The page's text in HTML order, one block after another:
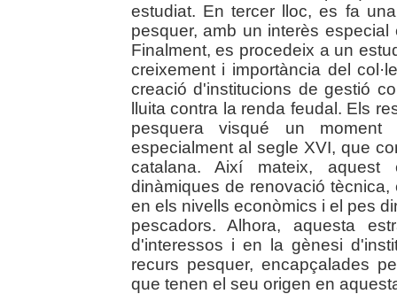
estudiat. En tercer lloc, es fa
pesquer, amb un interès
Finalment, es procedeix a un
creixement i importància del
creació d'institucions de gestió
lluita contra la renda feudal. Els
pesquera visqué un
especialment al segle XVI, que
catalana. Així mateix, aquest
dinàmiques de renovació
en els nivells econòmics i el pes
pescadors. Alhora, aquesta
d'interessos i en la gènesi
recurs pesquer, encapçalades
que tenen el seu origen en